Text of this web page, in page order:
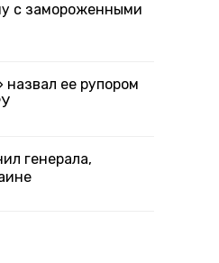
с замороженными
ее рупором
генерала,